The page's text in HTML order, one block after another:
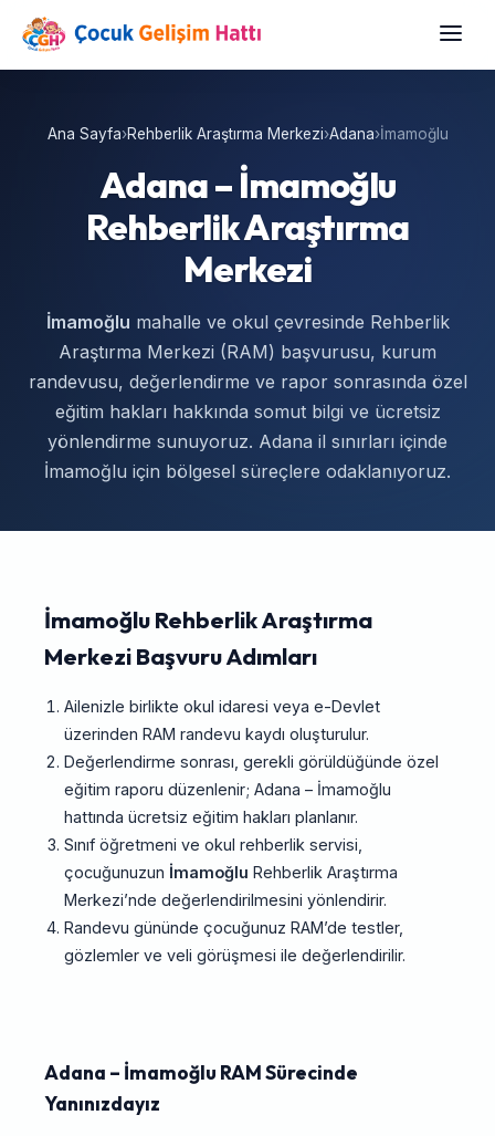
Ana Sayfa›Rehberlik Araştırma Merkezi›Adana›İmamoğlu
Adana – İmamoğlu
Rehberlik Araştırma
Merkezi
İmamoğlu mahalle ve okul çevresinde Rehberlik
Araştırma Merkezi (RAM) başvurusu, kurum
randevusu, değerlendirme ve rapor sonrasında özel
eğitim hakları hakkında somut bilgi ve ücretsiz
yönlendirme sunuyoruz. Adana il sınırları içinde
İmamoğlu için bölgesel süreçlere odaklanıyoruz.
İmamoğlu Rehberlik Araştırma
Merkezi Başvuru Adımları
Ailenizle birlikte okul idaresi veya e-Devlet
üzerinden RAM randevu kaydı oluşturulur.
Değerlendirme sonrası, gerekli görüldüğünde özel
eğitim raporu düzenlenir; Adana – İmamoğlu
hattında ücretsiz eğitim hakları planlanır.
Sınıf öğretmeni ve okul rehberlik servisi,
çocuğunuzun İmamoğlu Rehberlik Araştırma
Merkezi’nde değerlendirilmesini yönlendirir.
Randevu gününde çocuğunuz RAM’de testler,
gözlemler ve veli görüşmesi ile değerlendirilir.
Adana – İmamoğlu RAM Sürecinde
Yanınızdayız